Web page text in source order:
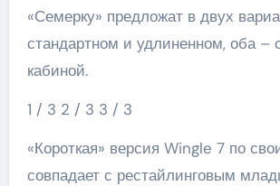
«Семерку» предложат в двух
стандартном и удлиненном, оба –
кабиной.
1 / 3 2 / 3 3 / 3
«Короткая» версия Wingle 7 по
совпадает с рестайлинговым